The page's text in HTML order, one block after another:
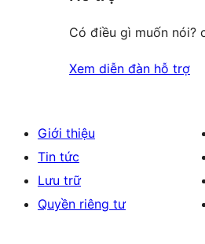
Có điều gì muốn nói?
Xem diễn đàn hỗ trợ
Giới thiệu
Tin tức
Lưu trữ
Quyền riêng tư